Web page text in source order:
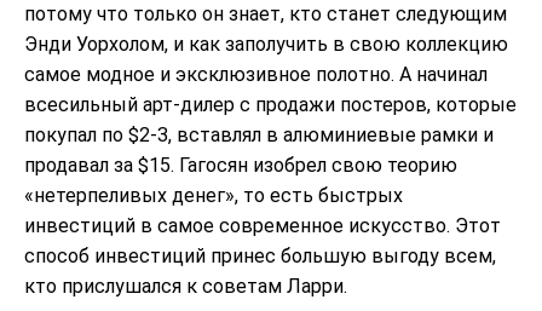
потому что только он знает, кто станет следующим
Энди Уорхолом, и как заполучить в свою коллекцию
самое модное и эксклюзивное полотно. А начинал
всесильный арт-дилер с продажи постеров, которые
покупал по $2-3, вставлял в алюминиевые рамки и
продавал за $15. Гагосян изобрел свою теорию
«нетерпеливых денег», то есть быстрых
инвестиций в самое современное искусство. Этот
способ инвестиций принес большую выгоду всем,
кто прислушался к советам Ларри.